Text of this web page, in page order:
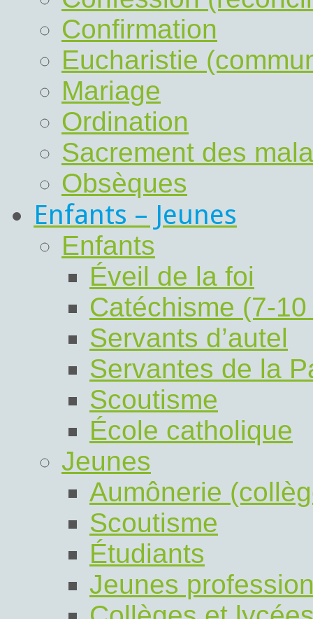
Confirmation
Eucharistie
Mariage
Ordination
Sacrement des
Obsèques
Enfants – Jeunes
Enfants
Éveil de la foi
Catéchisme (7-
Servants d’autel
Servantes de la
Scoutisme
École catholique
Jeunes
Aumônerie
Scoutisme
Étudiants
Jeunes